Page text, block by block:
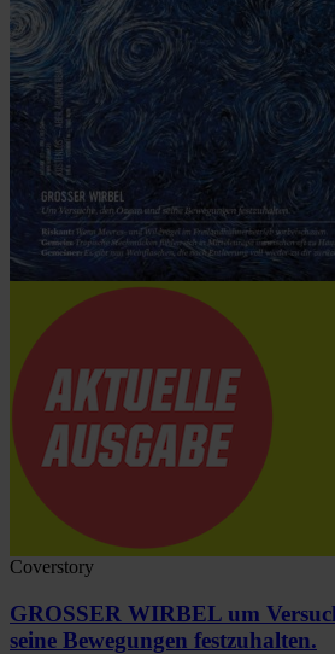
Coverstory
GROSSER WIRBEL um
seine Bewegungen festzuhalten.